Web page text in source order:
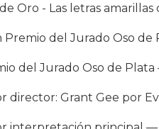
Oro - Las letras
Premio del Jurado Oso de
del Jurado Oso de
director: Grant Gee por